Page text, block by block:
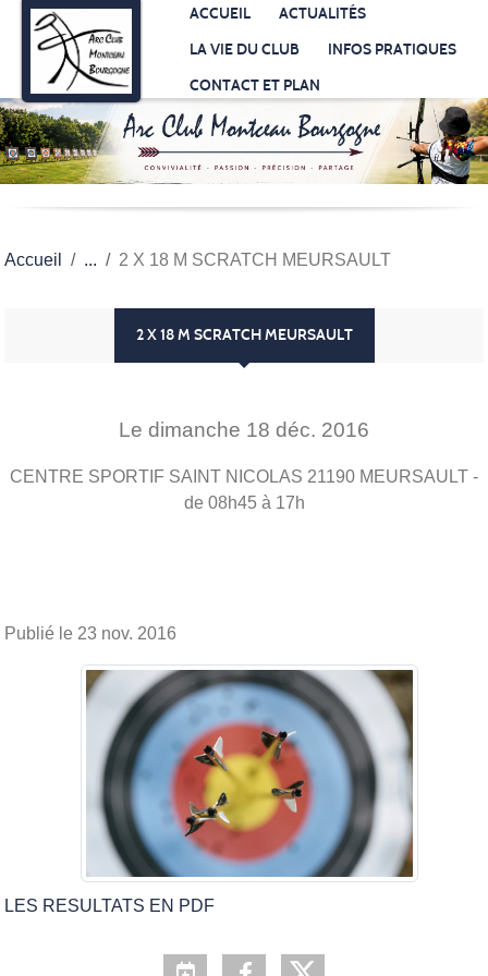
ACCUEIL
ACTUALITÉS
LA VIE DU CLUB
INFOS PRATIQUES
CONTACT ET PLAN
Accueil 2 X 18 M SCRATCH MEURSAULT
2 X 18 M SCRATCH MEURSAULT
Le dimanche 18 déc. 2016
CENTRE SPORTIF SAINT NICOLAS 21190 MEURSAULT -
de 08h45 à 17h
Publié le 23 nov. 2016
LES RESULTATS EN PDF
Panneau de gestion des cookies